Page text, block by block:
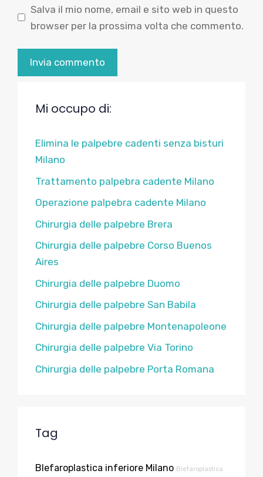
Salva il mio nome, email e sito web in questo
browser per la prossima volta che commento.
Mi occupo di:
Elimina le palpebre cadenti senza bisturi
Milano
Trattamento palpebra cadente Milano
Operazione palpebra cadente Milano
Chirurgia delle palpebre Brera
Chirurgia delle palpebre Corso Buenos
Aires
Chirurgia delle palpebre Duomo
Chirurgia delle palpebre San Babila
Chirurgia delle palpebre Montenapoleone
Chirurgia delle palpebre Via Torino
Chirurgia delle palpebre Porta Romana
Tag
Blefaroplastica inferiore Milano Blefaroplastica